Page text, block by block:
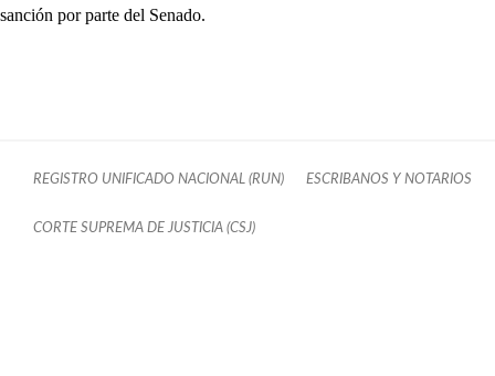
sanción por parte del Senado.
REGISTRO UNIFICADO NACIONAL (RUN) ESCRIBANOS Y NOTARIOS
CORTE SUPREMA DE JUSTICIA (CSJ)